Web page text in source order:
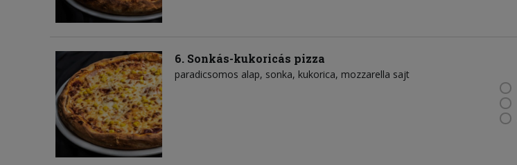
6. Sonkás-kukoricás pizza
paradicsomos alap sonka kukorica mozzarella sajt